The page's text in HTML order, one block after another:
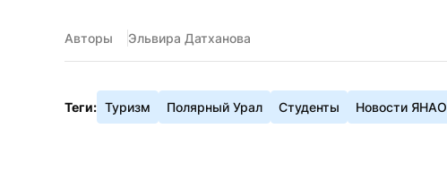
Авторы Эльвира Датханова
Теги: Туризм Полярный Урал Студенты Новости ЯНАО